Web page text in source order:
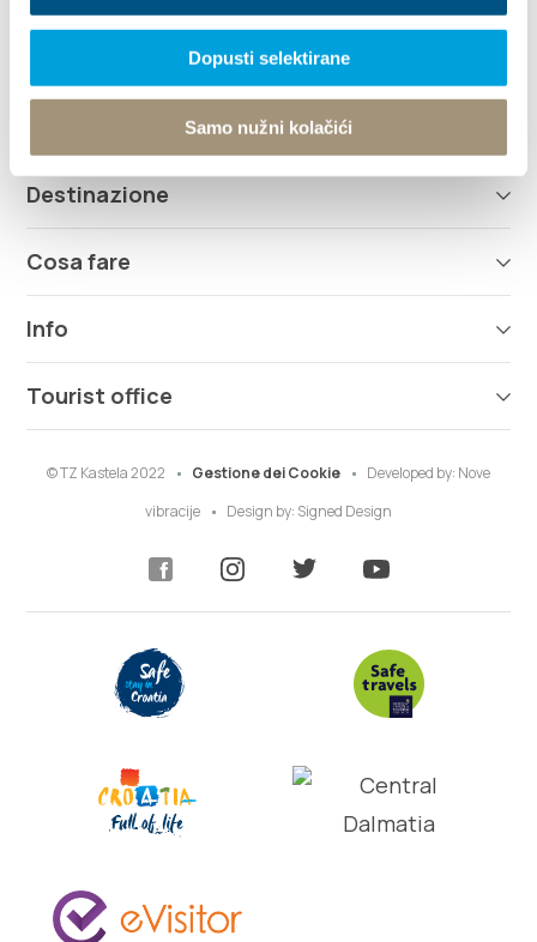
Dopusti selektirane
Samo nužni kolačići
info@kastela-info.hr
Destinazione
Cosa fare
Info
Tourist office
© TZ Kastela 2022 Gestione dei Cookie Developed by: Nove
vibracije
Design by: Signed Design